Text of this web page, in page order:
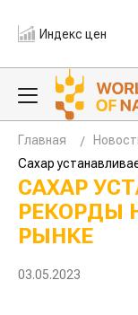
Индекс цен
Главная
Сахар
САХАР
РЕКОРДЫ
РЫНКЕ
03.05.2023